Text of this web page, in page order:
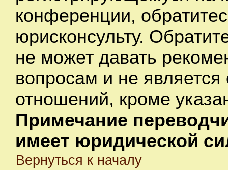
конференции,
юрисконсульту.
не может давать
вопросам и не
отношений, кроме
Примечание
имеет юридической
Вернуться к началу